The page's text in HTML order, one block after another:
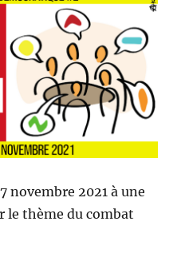
novembre 2021 à une
le thème du combat